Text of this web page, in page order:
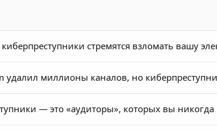
стремятся взломать вашу
удалил миллионы каналов, но
— это «аудиторы», которых вы